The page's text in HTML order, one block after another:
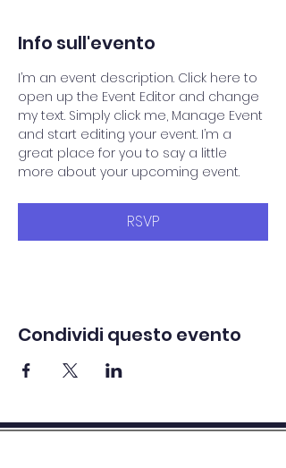
Info sull'evento
I’m an event description. Click here to
open up the Event Editor and change
my text. Simply click me, Manage Event
and start editing your event. I’m a
great place for you to say a little
more about your upcoming event.
RSVP
Condividi questo evento